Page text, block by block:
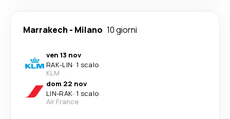
Marrakech - Milano 10 giorni
ven 13 nov
RAK-LIN· 1 scalo
KLM
dom 22 nov
LIN-RAK· 1 scalo
Air France